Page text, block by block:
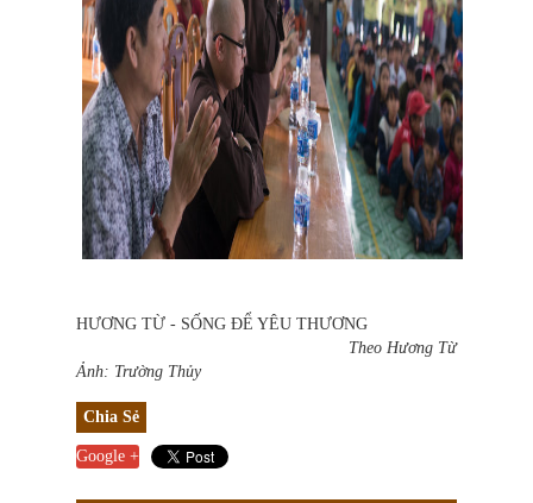
HƯƠNG TỪ - SỐNG ĐỂ YÊU THƯƠNG
Theo Hương Từ
Ảnh: Trường Thủy
Chia Sẻ
Google +